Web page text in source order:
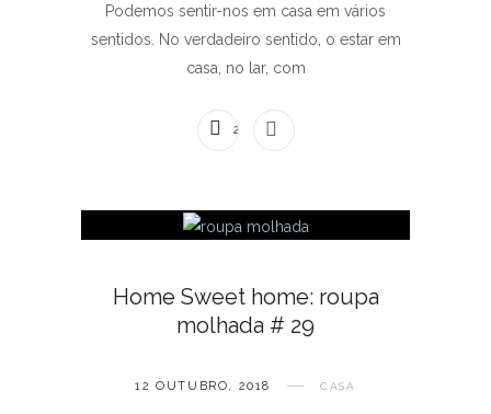
Podemos sentir-nos em casa em vários
sentidos. No verdadeiro sentido, o estar em
casa, no lar, com
2 COMENTÁRIOS
Home Sweet home: roupa
molhada # 29
12 OUTUBRO, 2018 CASA